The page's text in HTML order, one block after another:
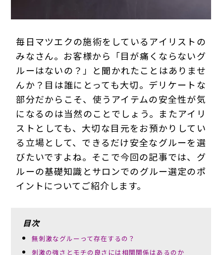
毎日マツエクの施術をしているアイリストの
みなさん。お客様から「目が痛くならないグ
ルーはないの？」と聞かれたことはありませ
んか？目は誰にとっても大切。デリケートな
部分だからこそ、使うアイテムの安全性が気
になるのは当然のことでしょう。またアイリ
ストとしても、大切な目元をお預かりしてい
る立場として、できるだけ安全なグルーを選
びたいですよね。そこで今回の記事では、グ
ルーの基礎知識とサロンでのグルー選定のポ
イントについてご紹介します。
目次
無刺激なグルーって存在するの？
刺激の強さとモチの良さには相関関係はあるのか